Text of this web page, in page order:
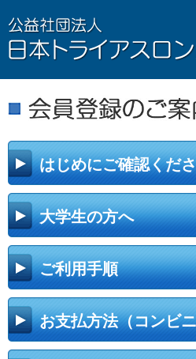
はじめにご確認くだ
大学生の方へ
ご利用手順
お支払方法（コンビ